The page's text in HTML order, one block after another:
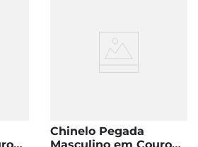
Chinelo Pegada
Masculino em Couro